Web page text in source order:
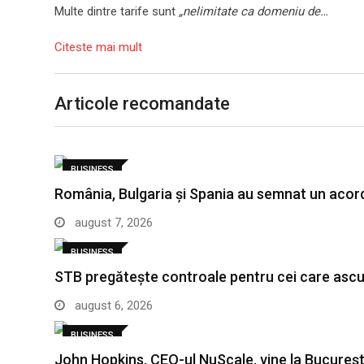
Multe dintre tarife sunt „nelimitate ca domeniu de…
Citeste mai mult
Articole recomandate
BUSINESS
România, Bulgaria și Spania au semnat un
august 7, 2026
BUSINESS
STB pregătește controale pentru cei care
august 6, 2026
BUSINESS
John Hopkins, CEO-ul NuScale, vine la